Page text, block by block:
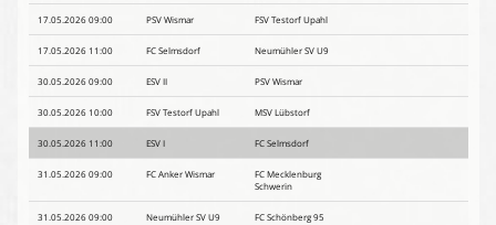
17.05.2026 09:00 PSV Wismar FSV Testorf Upahl
17.05.2026 11:00 FC Selmsdorf Neumühler SV U9
30.05.2026 09:00 ESV II PSV Wismar
30.05.2026 10:00 FSV Testorf Upahl MSV Lübstorf
30.05.2026 11:00 ESV I FC Selmsdorf
31.05.2026 09:00 FC Anker Wismar
FC Mecklenburg
Schwerin
31.05.2026 09:00 Neumühler SV U9 FC Schönberg 95